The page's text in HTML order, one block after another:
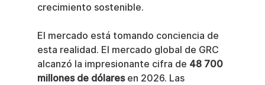
crecimiento sostenible.
El mercado está tomando conciencia de
esta realidad. El mercado global de GRC
alcanzó la impresionante cifra de 48 700
millones de dólares en 2026. Las